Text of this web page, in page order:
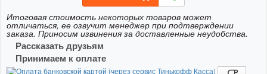
Итоговая стоимость некоторых товаров может
отличаться, ее озвучит менеджер при подтверждении
заказа. Приносим извинения за доставленные неудобства.
Рассказать друзьям
Принимаем к оплате